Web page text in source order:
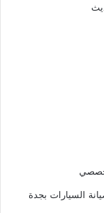
السيارات بجدة